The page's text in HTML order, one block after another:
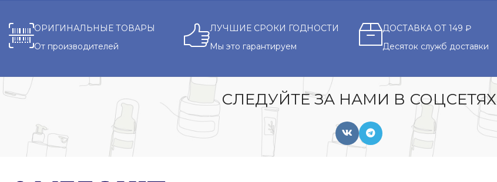
ОРИГИНАЛЬНЫЕ ТОВАРЫ
От производителей
ЛУЧШИЕ СРОКИ ГОДНОСТИ
Мы это гарантируем
ДОСТАВКА ОТ 149 ₽
Десяток служб доставки
СЛЕДУЙТЕ ЗА НАМИ В СОЦСЕТЯХ